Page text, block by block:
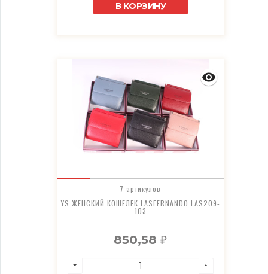
В КОРЗИНУ
7 артикулов
YS ЖЕНСКИЙ КОШЕЛЕК LASFERNANDO LAS209-
103
850,58₽